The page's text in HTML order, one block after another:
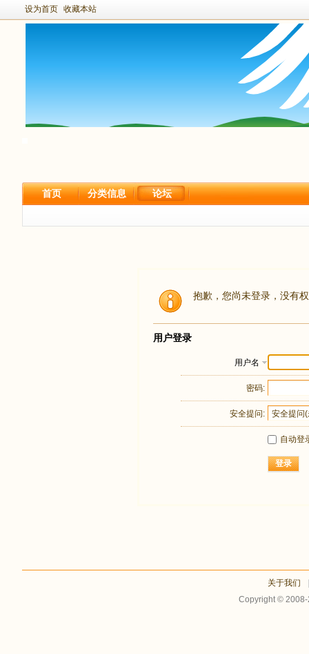
设为首页 收藏本站
首页 分类信息 论坛
抱歉，您尚未登录，没有
用户登录
用户名
密码:
安全提问:
自动登
登录
关于我们
Copyright ©